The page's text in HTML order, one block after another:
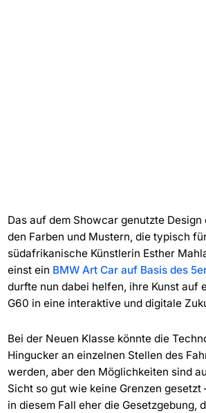
Das auf dem Showcar genutzte
den Farben und Mustern, die typisch
südafrikanische Künstlerin Esther
einst ein BMW Art Car auf Basis des
durfte nun dabei helfen, ihre Kunst auf
G60 in eine interaktive und digitale
Bei der Neuen Klasse könnte die
Hingucker an einzelnen Stellen des
werden, aber den Möglichkeiten sind
Sicht so gut wie keine Grenzen gesetzt
in diesem Fall eher die Gesetzgebung,